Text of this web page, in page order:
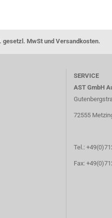
gesetzl. MwSt und Versandkosten.
SERVICE
AST GmbH
72555
Tel.:
Fax: